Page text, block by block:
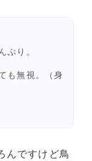
ぷり。
も無視。（身
んですけど鳥